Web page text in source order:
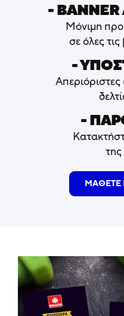
-
Μόνιμη
σε όλες
-
-
ΜΑΘΕΤΕ